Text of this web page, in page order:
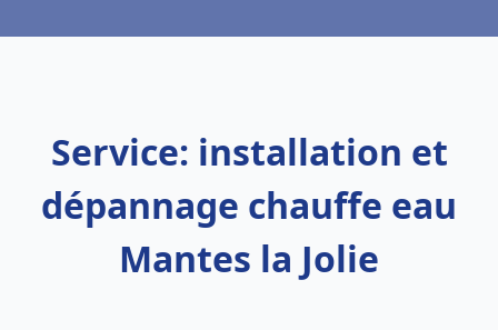
Service: installation et
dépannage chauffe eau
Mantes la Jolie